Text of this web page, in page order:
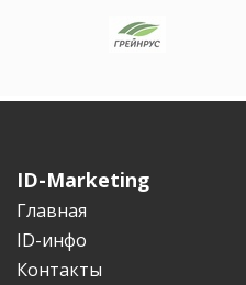
ID-Marketing
Главная
ID-инфо
Контакты